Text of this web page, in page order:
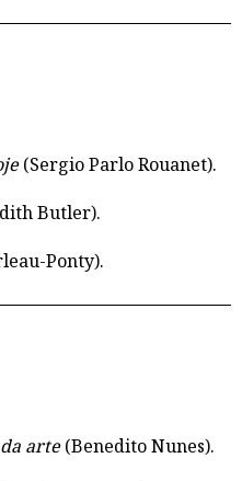
(Sergio Parlo Rouanet).
Butler).
Ponty).
arte(Benedito Nunes).